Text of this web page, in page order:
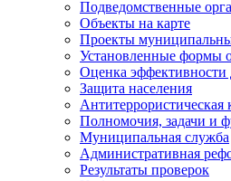
Подведомственные
Объекты на карте
Проекты
Установленные формы
Оценка эффективности
Защита населения
Антитеррористическая
Полномочия, задачи и
Муниципальная служба
Административная
Результаты проверок